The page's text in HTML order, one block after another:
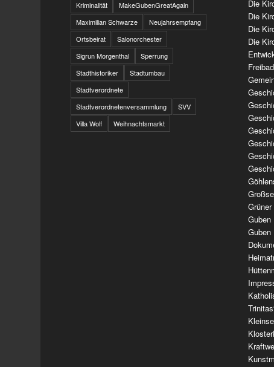
Kriminalität
MakeGubenGreatAgain
Maximilian Schwarze
Neujahrsempfang
Ortsbeirat
Salonorchester
Sigrun Morgenthal
Sperrung
Stadthistoriker
Stadtumbau
Stadtverordnete
Stadtverordnetenversammlung
SVV
Villa Wolf
Weihnachtsmarkt
Die
Die
Die
Die
Guben